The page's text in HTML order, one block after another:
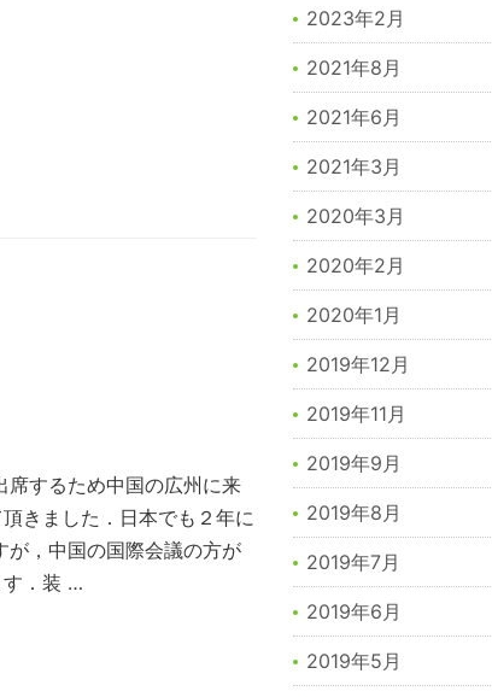
席するため中国の広州に来
きました．日本でも２年に
が，中国の国際会議の方が
す．装 …
2023年2月
2021年8月
2021年6月
2021年3月
2020年3月
2020年2月
2020年1月
2019年12月
2019年11月
2019年9月
2019年8月
2019年7月
2019年6月
2019年5月